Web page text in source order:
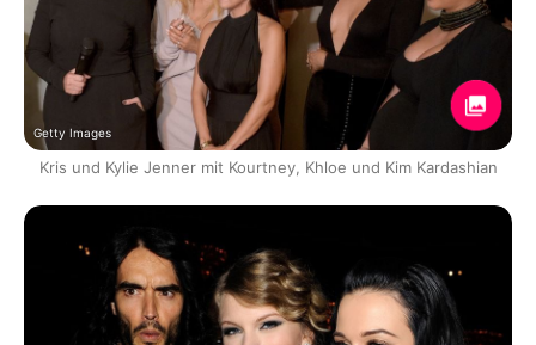
Getty Images
Kris und Kylie Jenner mit Kourtney, Khloe und Kim Kardashian